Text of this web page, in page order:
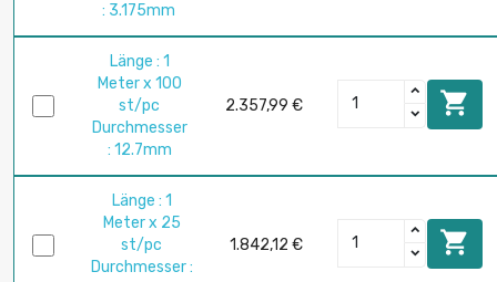
: 3.175mm
Länge : 1
Meter x 100
st/pc
Durchmesser
: 12.7mm
2.357,99 € 
Länge : 1
Meter x 25
st/pc
Durchmesser :
1.842,12 € 